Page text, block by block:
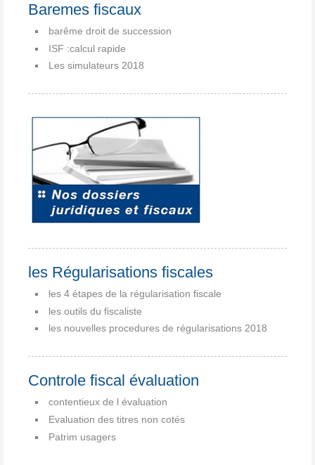
Baremes fiscaux
barême droit de succession
ISF :calcul rapide
Les simulateurs 2018
les Régularisations fiscales
les 4 étapes de la régularisation fiscale
les outils du fiscaliste
les nouvelles procedures de régularisations 2018
Controle fiscal évaluation
contentieux de l évaluation
Evaluation des titres non cotés
Patrim usagers